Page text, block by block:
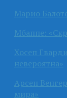
Марио
Мбаппе:
Хосеп
невероятна»
Арсен
мира»